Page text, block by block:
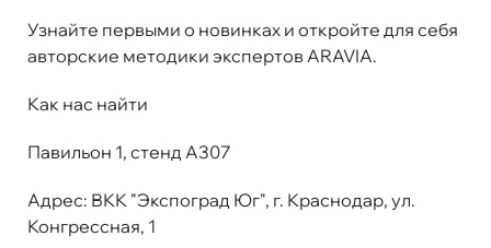
Узнайте первыми о новинках и откройте для себя
авторские методики экспертов ARAVIA.
Как нас найти
Павильон 1, стенд А307
Адрес: ВКК "Экспоград Юг", г. Краснодар, ул.
Конгрессная, 1